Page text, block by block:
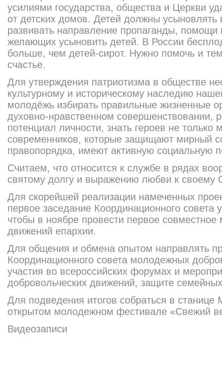
усилиями государства, общества и Церкви
от детских домов. Детей должны
развивать направление пропаганды, помощи
желающих усыновить детей. В России
больше, чем детей-сирот. Нужно помочь и
счастье.
Для утверждения патриотизма в обществе
культурному и историческому наследию
молодёжь избирать правильные жизненные
духовно-нравственном совершенствовании,
потенциал личности, знать героев не
современников, которые защищают мирный
правопорядка, имеют активную социальную
Считаем, что относится к службе в рядах
святому долгу и выражению любви к своему
Для скорейшей реализации намеченных
первое заседание Координационного совета
чтобы в ноябре провести первое
движений епархии.
Для общения и обмена опытом направлять
Координационного совета молодежных
участия во всероссийских форумах и
добровольческих движений, защите
Для подведения итогов собраться в
открытом молодежном фестивале «Свежий
Видеозаписи